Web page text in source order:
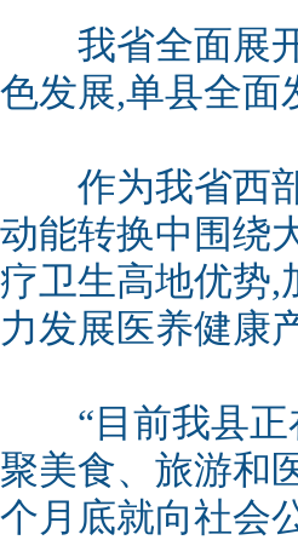
我省全面展开
色发展,单县全面
作为我省西部
动能转换中围绕
疗卫生高地优势,
力发展医养健康
“目前我县正
聚美食、旅游和
个月底就向社会